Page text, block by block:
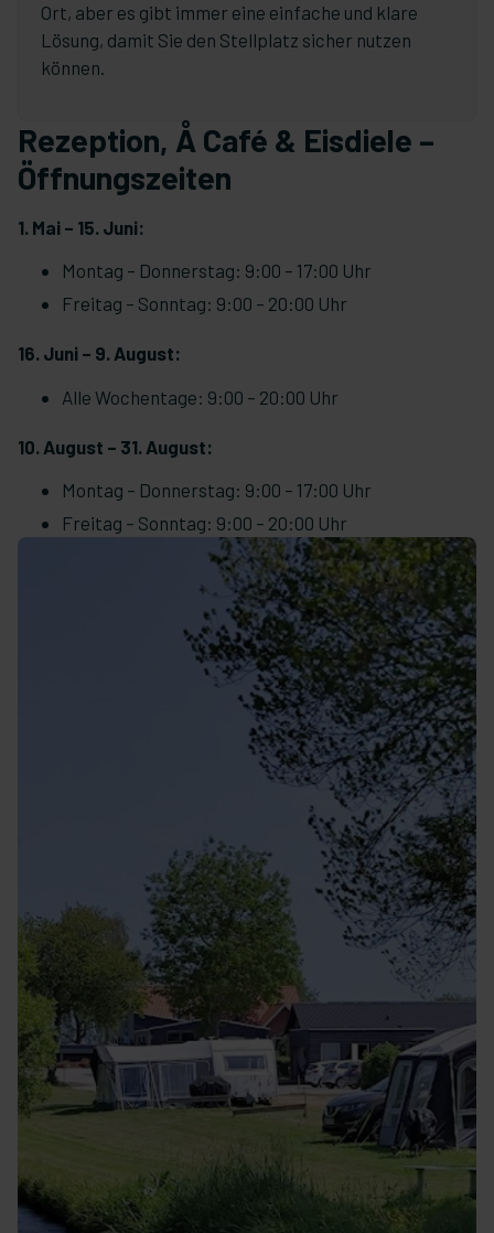
Ort, aber es gibt immer eine einfache und klare
Lösung, damit Sie den Stellplatz sicher nutzen
können.
Rezeption, Å Café & Eisdiele –
Öffnungszeiten
1. Mai – 15. Juni:
Montag – Donnerstag: 9:00 – 17:00 Uhr
Freitag – Sonntag: 9:00 – 20:00 Uhr
16. Juni – 9. August:
Alle Wochentage: 9:00 – 20:00 Uhr
10. August – 31. August:
Montag – Donnerstag: 9:00 – 17:00 Uhr
Freitag – Sonntag: 9:00 – 20:00 Uhr